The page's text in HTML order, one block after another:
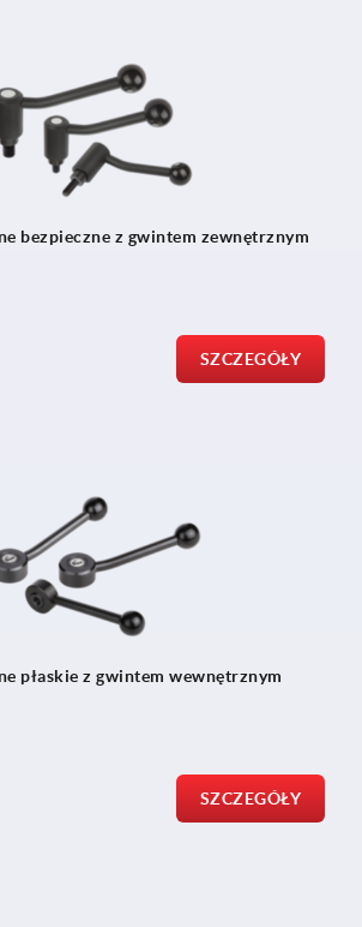
bezpieczne z gwintem zewnętrznym
SZCZEGÓŁY
płaskie z gwintem wewnętrznym
SZCZEGÓŁY